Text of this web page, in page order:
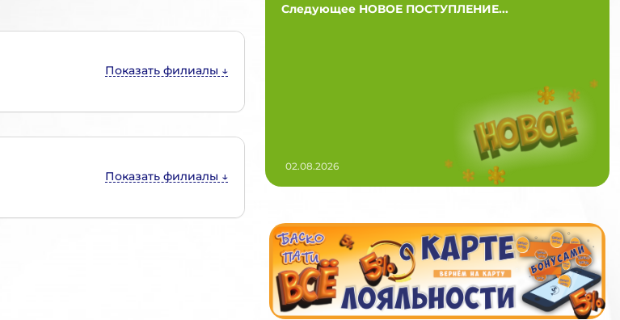
Следующее НОВОЕ ПОСТУПЛЕНИЕ...
02.08.2026